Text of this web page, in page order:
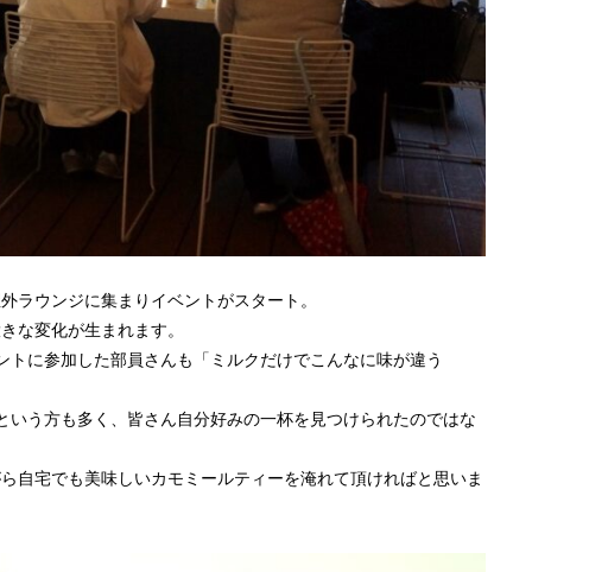
ラウンジに集まりイベントがスタート。
な変化が生まれます。
に参加した部員さんも「ミルクだけでこんなに味が違う
う方も多く、皆さん自分好みの一杯を見つけられたのではな
自宅でも美味しいカモミールティーを淹れて頂ければと思いま